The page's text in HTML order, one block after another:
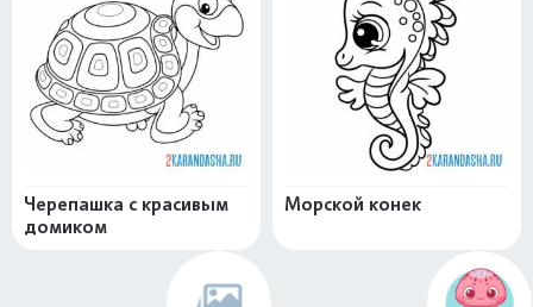
Черепашка с красивым
домиком
Морской конек